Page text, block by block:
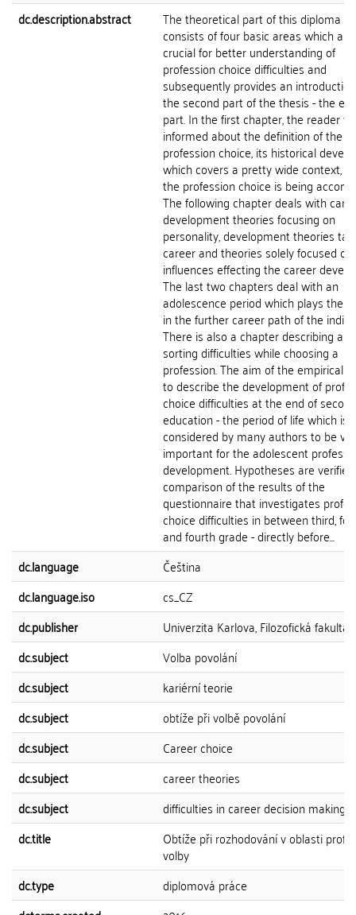
dc.description.abstract
The theoretical part of this diploma
consists of four basic areas which are
crucial for better understanding of
profession choice difficulties and
subsequently provides an
the second part of the thesis - the
part. In the first chapter, the reader
informed about the definition of the
profession choice, its historical
which covers a pretty wide context,
the profession choice is being
The following chapter deals with
development theories focusing on
personality, development theories
career and theories solely focused
influences effecting the career
The last two chapters deal with an
adolescence period which plays the
in the further career path of the
There is also a chapter describing and
sorting difficulties while choosing a
profession. The aim of the empirical
to describe the development of
choice difficulties at the end of
education - the period of life which is
considered by many authors to be
important for the adolescent
development. Hypotheses are
comparison of the results of the
questionnaire that investigates
choice difficulties in between third,
and fourth grade - directly before...
dc.language
Čeština
dc.language.iso
cs_CZ
dc.publisher
Univerzita Karlova, Filozofická fakulta
dc.subject
Volba povolání
dc.subject
kariérní teorie
dc.subject
obtíže při volbě povolání
dc.subject
Career choice
dc.subject
career theories
dc.subject
difficulties in career decision making
dc.title
Obtíže při rozhodování v oblasti
volby
dc.type
diplomová práce